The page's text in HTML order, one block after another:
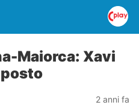
Maiorca: Xavi
2 anni fa